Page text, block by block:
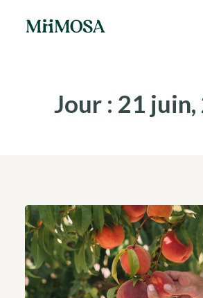
Épargne
Recherche
Jour : 21 juin,